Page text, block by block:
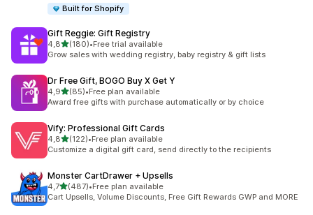
Built for Shopify
Gift Reggie: Gift Registry
4,85 yıldız üzerinden
(180)
toplam 180 değerlendirme
•Free trial available
Grow sales with wedding registry, baby registry & gift lists
Dr Free Gift, BOGO Buy X Get Y
4,95 yıldız üzerinden
(85)
toplam 85 değerlendirme
•Free plan available
Award free gifts with purchase automatically or by choice
Vify: Professional Gift Cards
4,85 yıldız üzerinden
(122)
toplam 122 değerlendirme
•Free plan available
Customize a digital gift card, send directly to the recipients
Monster CartDrawer + Upsells
4,75 yıldız üzerinden
(487)
toplam 487 değerlendirme
•Free plan available
Cart Upsells, Volume Discounts, Free Gift Rewards GWP and MORE